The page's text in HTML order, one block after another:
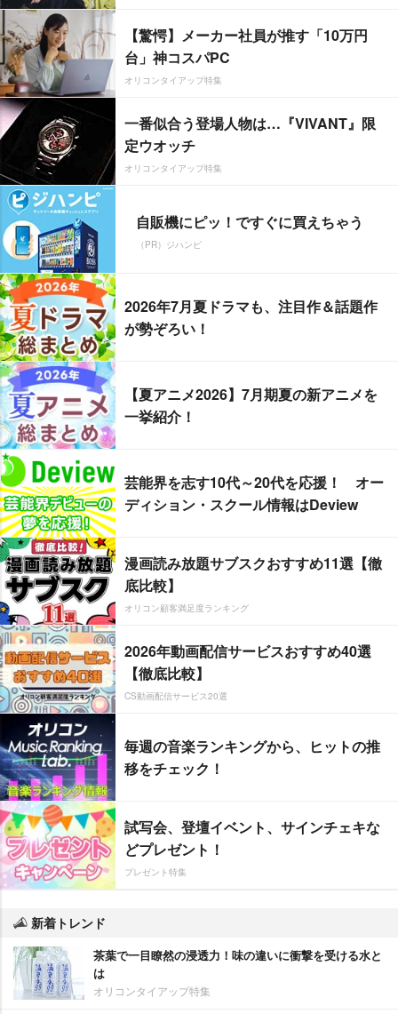
【驚愕】メーカー社員が推す「10万円
台」神コスパPC
オリコンタイアップ特集
一番似合う登場人物は…『VIVANT』限
定ウオッチ
オリコンタイアップ特集
自販機にピッ！ですぐに買えちゃう
（PR）ジハンピ
2026年7月夏ドラマも、注目作＆話題作
が勢ぞろい！
【夏アニメ2026】7月期夏の新アニメを
一挙紹介！
芸能界を志す10代～20代を応援！ オー
ディション・スクール情報はDeview
漫画読み放題サブスクおすすめ11選【徹
底比較】
オリコン顧客満足度ランキング
2026年動画配信サービスおすすめ40選
【徹底比較】
CS動画配信サービス20選
毎週の音楽ランキングから、ヒットの推
移をチェック！
試写会、登壇イベント、サインチェキな
どプレゼント！
プレゼント特集
新着トレンド
茶葉で一目瞭然の浸透力！味の違いに衝撃を受ける水と
は
オリコンタイアップ特集